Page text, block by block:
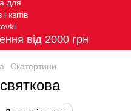
від 2000 грн
Скатертини